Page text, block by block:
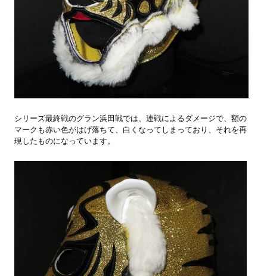
シリーズ最終戦のグラン浜田戦では、連戦によるダメージで、額の
マークも赤い色がはげ落ちて、白くなってしまっており、それを再
現したものになっています。